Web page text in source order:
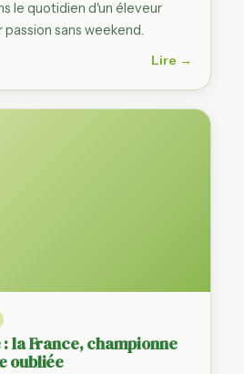
le quotidien d'un éleveur
sans weekend.
Lire →
la France, championne
oubliée